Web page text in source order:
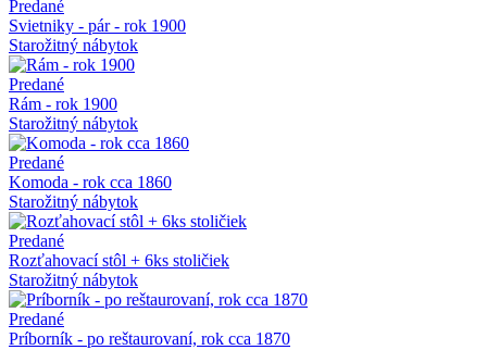
Predané
Svietniky - pár - rok 1900
Starožitný nábytok
Predané
Rám - rok 1900
Starožitný nábytok
Predané
Komoda - rok cca 1860
Starožitný nábytok
Predané
Rozťahovací stôl + 6ks stoličiek
Starožitný nábytok
Predané
Príborník - po reštaurovaní, rok cca 1870